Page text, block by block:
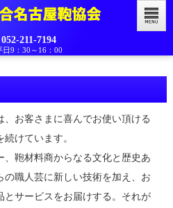
211-7194
日9：30～16：00
お客さまに喜んでお使い頂ける
けています。
、鞄材料商からなる文化と歴史あ
の職人芸に新しい技術を加え、お
とサービスをお届けする。それが